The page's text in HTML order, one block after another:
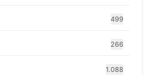
499
266
1.088